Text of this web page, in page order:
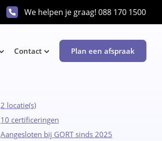
We helpen je graag! 088 170 1500
Contact Plan een afspraak
2 locatie(s)
10 certificeringen
Aangesloten bij GORT sinds 2025